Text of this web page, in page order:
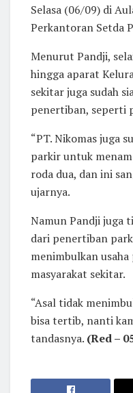
Selasa (06/09) di
Perkantoran Setda
Menurut Pandji,
hingga aparat
sekitar juga sudah
penertiban, seperti
“PT. Nikomas juga
parkir untuk
roda dua, dan ini
ujarnya.
Namun Pandji juga
dari penertiban
menimbulkan
masyarakat sekitar.
“Asal tidak
bisa tertib, nanti
tandasnya. (Red –